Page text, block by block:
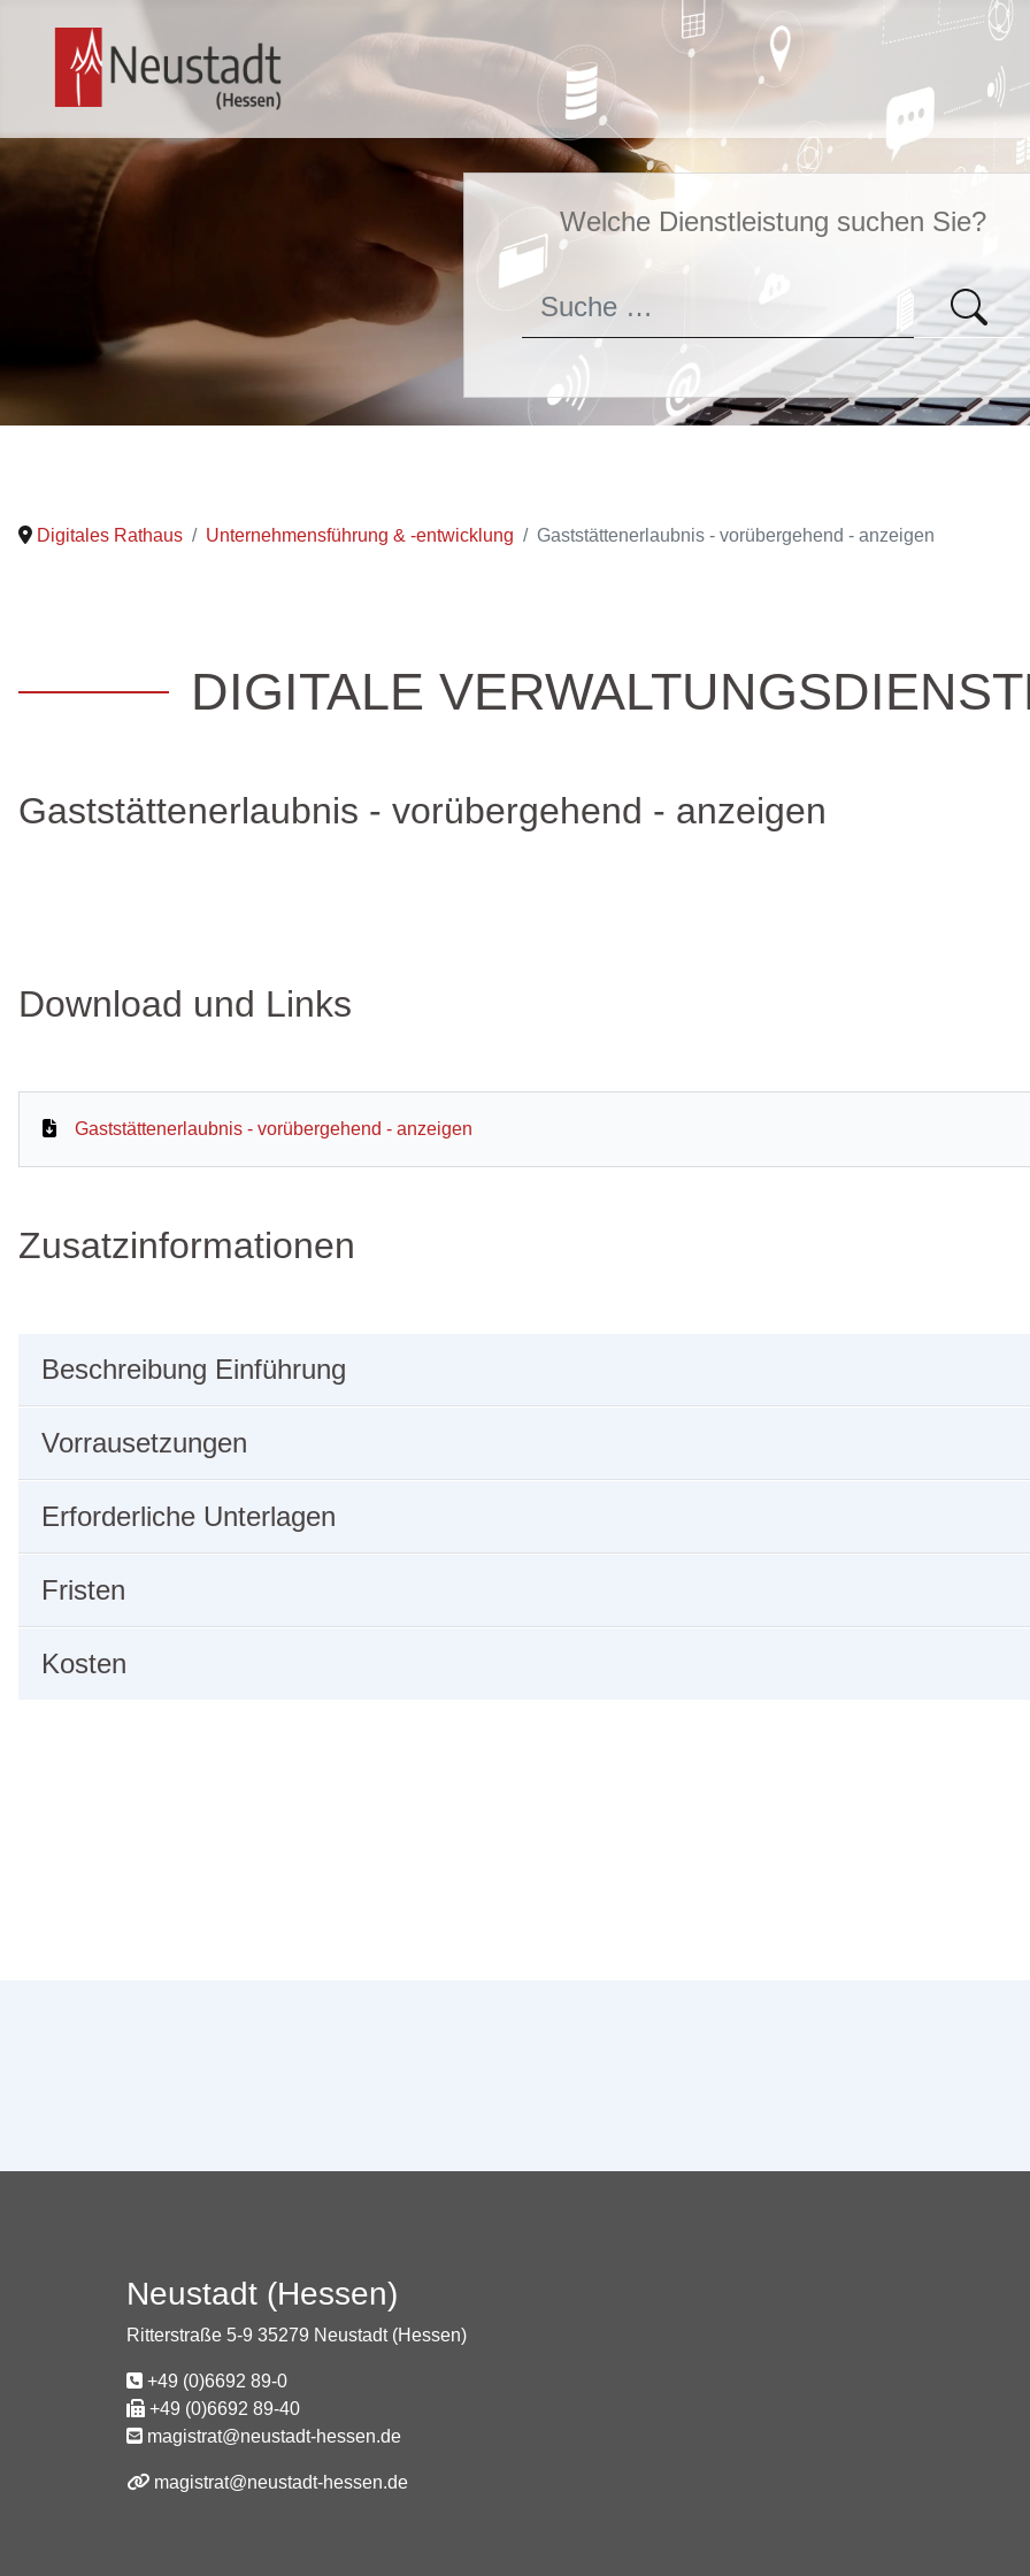
Welche Dienstleistung suchen Sie?
Suchen
Digitales Rathaus Unternehmensführung & -entwicklung Gaststättenerlaubnis - vorübergehend - anzeigen
DIGITALE
Gaststättenerlaubnis - vorübergehend - anzeigen
Download und Links
Gaststättenerlaubnis - vorübergehend - anzeigen
Zusatzinformationen
Beschreibung Einführung
Vorrausetzungen
Erforderliche Unterlagen
Fristen
Kosten
Neustadt (Hessen)
Ritterstraße 5-9 35279 Neustadt (Hessen)
+49 (0)6692 89-0
+49 (0)6692 89-40
magistrat@neustadt-hessen.de
magistrat@neustadt-hessen.de